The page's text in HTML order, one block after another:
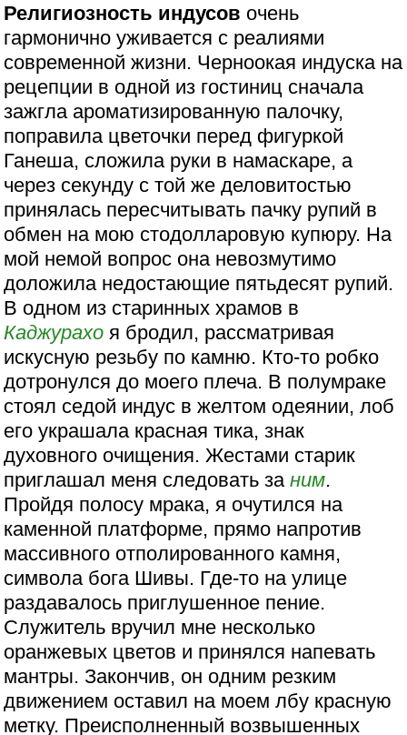
Религиозность индусов очень
гармонично уживается с реалиями
современной жизни. Черноокая индуска на
рецепции в одной из гостиниц сначала
зажгла ароматизированную палочку,
поправила цветочки перед фигуркой
Ганеша, сложила руки в намаскаре, а
через секунду с той же деловитостью
принялась пересчитывать пачку рупий в
обмен на мою стодолларовую купюру. На
мой немой вопрос она невозмутимо
доложила недостающие пятьдесят рупий.
В одном из старинных храмов в
Каджурахо я бродил, рассматривая
искусную резьбу по камню. Кто-то робко
дотронулся до моего плеча. В полумраке
стоял седой индус в желтом одеянии, лоб
его украшала красная тика, знак
духовного очищения. Жестами старик
приглашал меня следовать заним.
Пройдя полосу мрака, я очутился на
каменной платформе, прямо напротив
массивного отполированного камня,
символа бога Шивы. Где-то на улице
раздавалось приглушенное пение.
Служитель вручил мне несколько
оранжевых цветов и принялся напевать
мантры. Закончив, он одним резким
движением оставил на моем лбу красную
метку. Преисполненный возвышенных